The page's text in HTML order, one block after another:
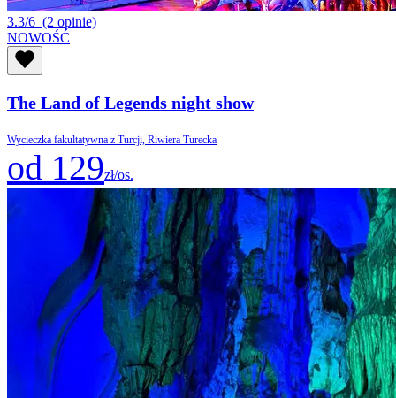
3.3/6 (2 opinie)
NOWOŚĆ
The Land of Legends night show
Wycieczka fakultatywna z Turcji, Riwiera Turecka
od 129zł/os.